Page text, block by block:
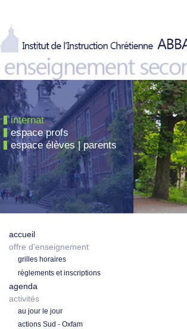
internat
espace profs
espace élèves | parents
accueil
offre d'enseignement
grilles horaires
règlements et inscriptions
agenda
activités
au jour le jour
actions Sud - Oxfam